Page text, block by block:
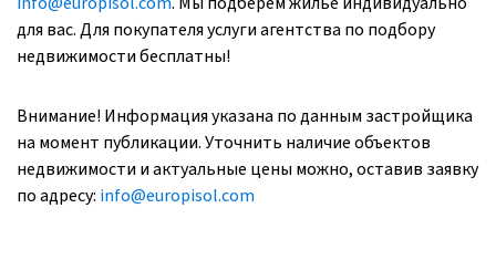
для вас. Для покупателя услуги агентства по подбору
недвижимости бесплатны!
Внимание! Информация указана по данным застройщика
на момент публикации. Уточнить наличие объектов
недвижимости и актуальные цены можно, оставив заявку
по адресу: info@europisol.com